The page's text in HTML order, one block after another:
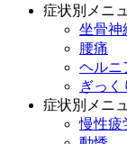
症状別メニ
坐骨神
腰痛
ヘルニ
ぎっく
症状別メニ
慢性疲